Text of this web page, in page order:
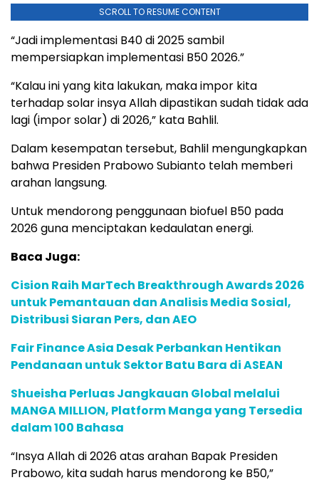
SCROLL TO RESUME CONTENT
“Jadi implementasi B40 di 2025 sambil
mempersiapkan implementasi B50 2026.”
“Kalau ini yang kita lakukan, maka impor kita
terhadap solar insya Allah dipastikan sudah tidak ada
lagi (impor solar) di 2026,” kata Bahlil.
Dalam kesempatan tersebut, Bahlil mengungkapkan
bahwa Presiden Prabowo Subianto telah memberi
arahan langsung.
Untuk mendorong penggunaan biofuel B50 pada
2026 guna menciptakan kedaulatan energi.
Baca Juga:
Cision Raih MarTech Breakthrough Awards 2026
untuk Pemantauan dan Analisis Media Sosial,
Distribusi Siaran Pers, dan AEO
Fair Finance Asia Desak Perbankan Hentikan
Pendanaan untuk Sektor Batu Bara di ASEAN
Shueisha Perluas Jangkauan Global melalui
MANGA MILLION, Platform Manga yang Tersedia
dalam 100 Bahasa
“Insya Allah di 2026 atas arahan Bapak Presiden
Prabowo, kita sudah harus mendorong ke B50,”